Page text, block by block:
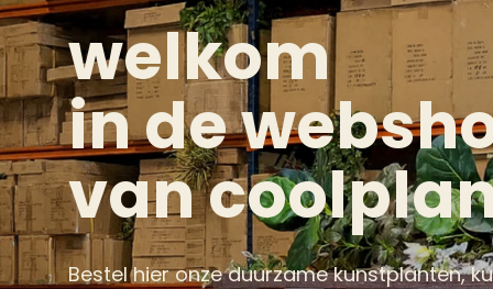
welkom
in de
van
Bestel hier onze duurzame kunstplanten,